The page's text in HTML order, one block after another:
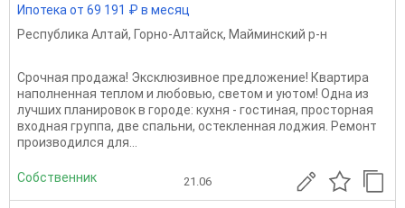
Ипотека от 69 191 ₽ в месяц
Республика Алтай, Горно-Алтайск, Майминский р-н
Срочная продажа! Эксклюзивное предложение! Квартира
наполненная теплом и любовью, светом и уютом! Одна из
лучших планировок в городе: кухня - гостиная, просторная
входная группа, две спальни, остекленная лоджия. Ремонт
производился для...
Собственник 21.06